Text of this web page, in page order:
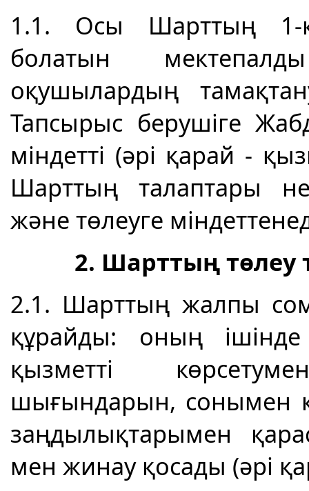
1.1. Осы Шарттың 1-
болатын
оқушылардың
Тапсырыс берушіге
міндетті (әрі қарай -
Шарттың талаптары
және төлеуге
2. Шарттың төлеу
2.1. Шарттың жалпы
құрайды: оның ішінде
қызметті
шығындарын, сонымен
заңдылықтарымен
мен жинау қосады (әрі